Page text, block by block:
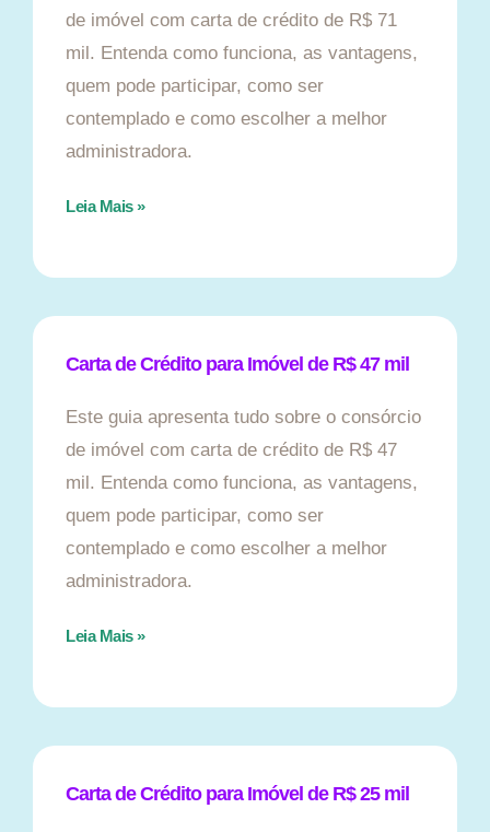
de imóvel com carta de crédito de R$ 71
mil. Entenda como funciona, as vantagens,
quem pode participar, como ser
contemplado e como escolher a melhor
administradora.
Leia Mais »
Carta de Crédito para Imóvel de R$ 47 mil
Este guia apresenta tudo sobre o consórcio
de imóvel com carta de crédito de R$ 47
mil. Entenda como funciona, as vantagens,
quem pode participar, como ser
contemplado e como escolher a melhor
administradora.
Leia Mais »
Carta de Crédito para Imóvel de R$ 25 mil